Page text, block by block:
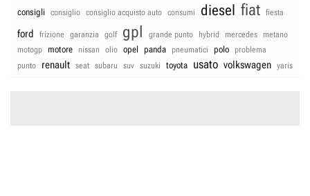
consigli consiglio consiglio acquisto auto consumi diesel fiat fiesta
ford frizione garanzia golf gpl grande punto hybrid mercedes
metano
motogp
motore nissan olio opel panda pneumatici polo
problema
punto
renault seat subaru suv suzuki toyota usato volkswagen yaris